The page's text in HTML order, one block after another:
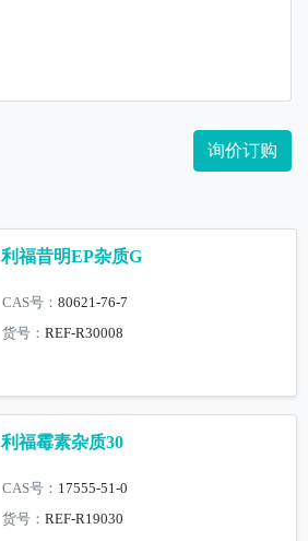
询价订购
利福昔明EP杂质G
CAS号：80621-76-7
货号：REF-R30008
利福霉素杂质30
CAS号： 17555-51-0
货号：REF-R19030